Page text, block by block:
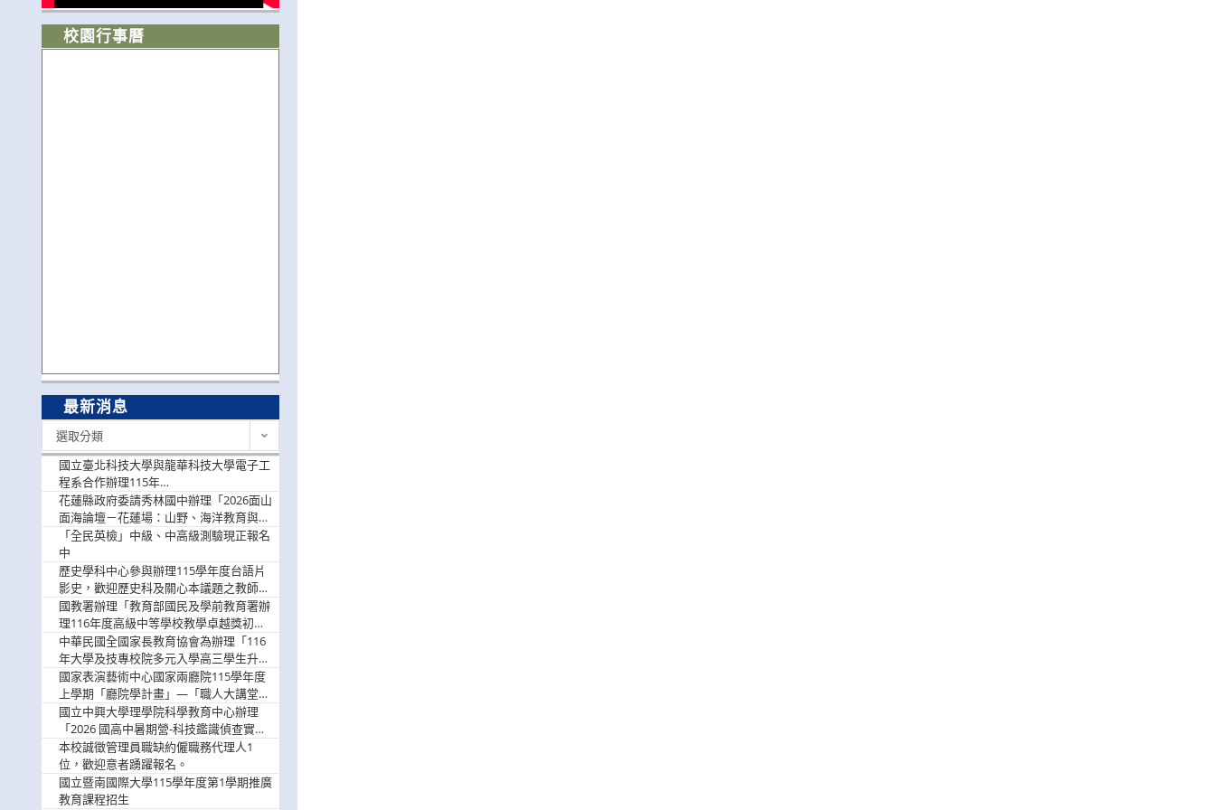
校園行事曆
最新消息
選取分類
國立臺北科技大學與龍華科技大學電子工
程系合作辦理115年
「115.08.10~08.12「AI賦能應用於智慧半
導體研習營」，歡迎學生踴躍報名參加
花蓮縣政府委請秀林國中辦理「2026面山
面海論壇－花蓮場：山野、海洋教育與戶
外安全實務課程」，歡迎踴躍報名參加
「全民英檢」中級、中高級測驗現正報名
中
歷史學科中心參與辦理115學年度台語片
影史，歡迎歷史科及關心本議題之教師踴
躍報名參加
國教署辦理「教育部國民及學前教育署辦
理116年度高級中等學校教學卓越獎初選
實施計畫」，鼓勵教師踴躍報名
中華民國全國家長教育協會為辦理「116
年大學及技專校院多元入學高三學生升學
輔導家長說明會」
國家表演藝術中心國家兩廳院115學年度
上學期「廳院學計畫」—「職人大講堂」
及「一日體驗課程」，鼓勵踴躍報名參
與。
國立中興大學理學院科學教育中心辦理
「2026 國高中暑期營-科技鑑識偵查實戰
營」活動資訊，鼓勵學生踴躍報名參加。
本校誠徵管理員職缺約僱職務代理人1
位，歡迎意者踴躍報名。
國立暨南國際大學115學年度第1學期推廣
教育課程招生